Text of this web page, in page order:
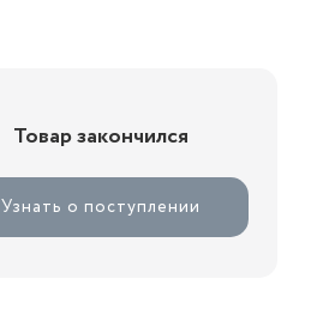
Товар закончился
Узнать о поступлении